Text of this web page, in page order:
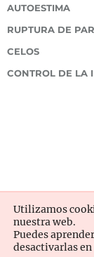
AUTOESTIMA
RUPTURA DE
CELOS
CONTROL DE LA
Utilizamos
nuestra web.
Puedes
desactivarlas